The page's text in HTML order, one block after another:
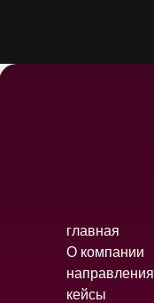
главная
О компании
направления
кейсы